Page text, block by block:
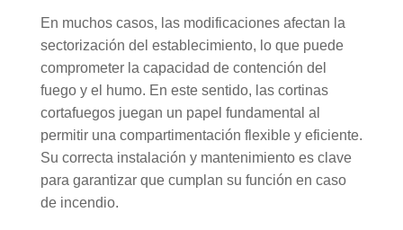
En muchos casos, las modificaciones afectan la
sectorización del establecimiento, lo que puede
comprometer la capacidad de contención del
fuego y el humo. En este sentido, las cortinas
cortafuegos juegan un papel fundamental al
permitir una compartimentación flexible y eficiente.
Su correcta instalación y mantenimiento es clave
para garantizar que cumplan su función en caso
de incendio.